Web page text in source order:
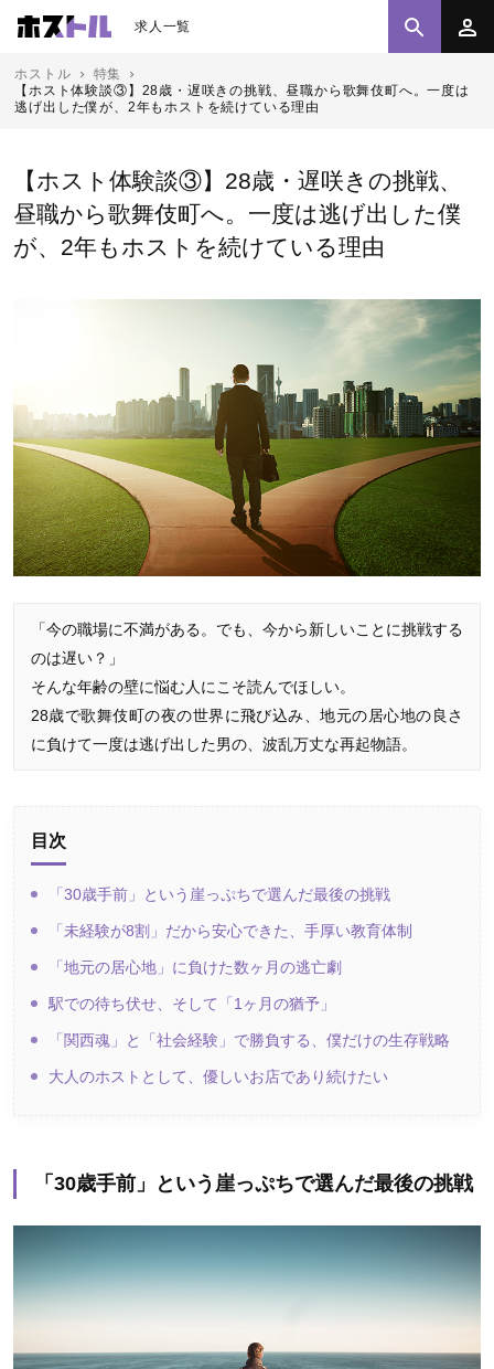
求人一覧
ホストル
特集
【ホスト体験談③】28歳・遅咲きの挑戦、昼職から歌舞伎町へ。一度は
逃げ出した僕が、2年もホストを続けている理由
【ホスト体験談③】28歳・遅咲きの挑戦、
昼職から歌舞伎町へ。一度は逃げ出した僕
が、2年もホストを続けている理由
「今の職場に不満がある。でも、今から新しいことに挑戦する
のは遅い？」
そんな年齢の壁に悩む人にこそ読んでほしい。
28歳で歌舞伎町の夜の世界に飛び込み、地元の居心地の良さ
に負けて一度は逃げ出した男の、波乱万丈な再起物語。
目次
「30歳手前」という崖っぷちで選んだ最後の挑戦
「未経験が8割」だから安心できた、手厚い教育体制
「地元の居心地」に負けた数ヶ月の逃亡劇
駅での待ち伏せ、そして「1ヶ月の猶予」
「関西魂」と「社会経験」で勝負する、僕だけの生存戦略
大人のホストとして、優しいお店であり続けたい
「30歳手前」という崖っぷちで選んだ最後の挑戦